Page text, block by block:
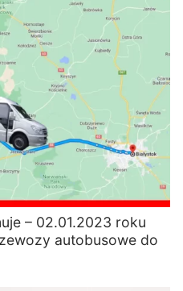
– 02.01.2023 roku
autobusowe do